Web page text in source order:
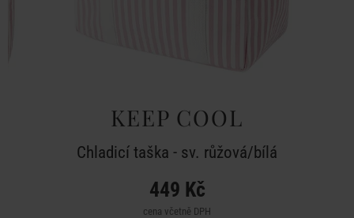
KEEP COOL
Chladicí taška - sv. růžová/bílá
449 Kč
cena včetně DPH